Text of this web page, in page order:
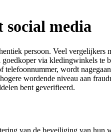
social media
persoon. Veel
goedkoper via kledingwinkels te
wordt
wordende niveau aan
bent geverifieerd.
van de beveiliging van